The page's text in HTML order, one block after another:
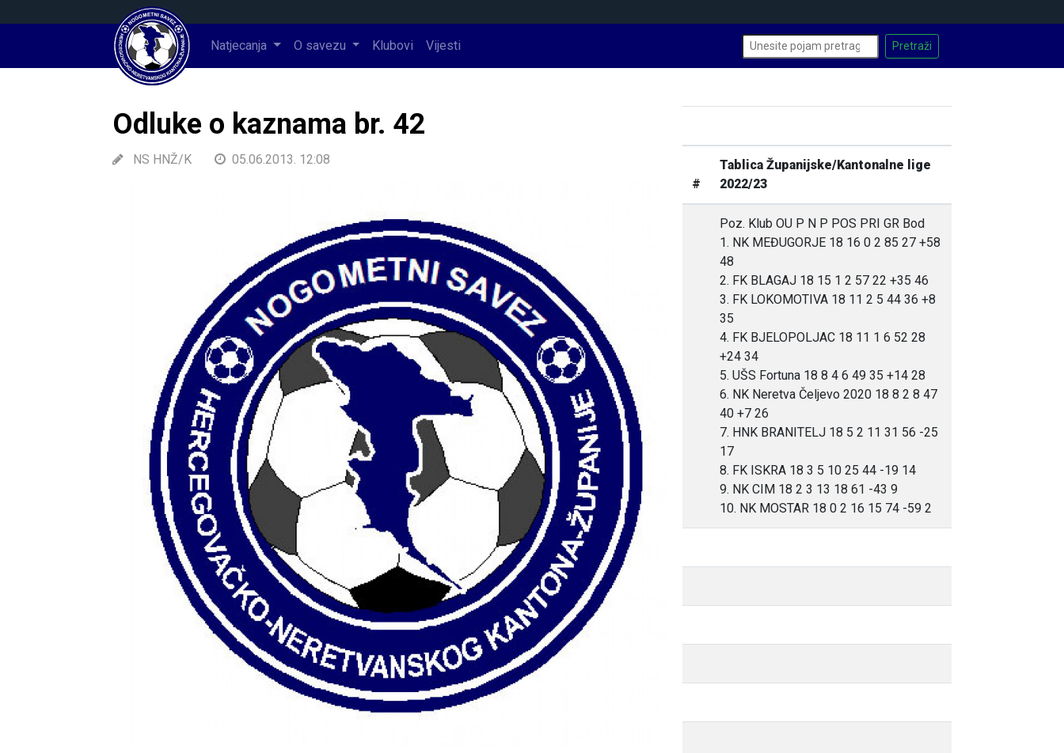
Natjecanja O savezu Klubovi Vijesti
Odluke o kaznama br. 42
NS HNŽ/K 05.06.2013. 12:08
#
Tablica Županijske/Kantonalne lige
2022/23
Poz. Klub OU P N P POS PRI GR Bod
1. NK MEĐUGORJE 18 16 0 2 85 27 +58
48
2. FK BLAGAJ 18 15 1 2 57 22 +35 46
3. FK LOKOMOTIVA 18 11 2 5 44 36 +8
35
4. FK BJELOPOLJAC 18 11 1 6 52 28
+24 34
5. UŠS Fortuna 18 8 4 6 49 35 +14 28
6. NK Neretva Čeljevo 2020 18 8 2 8 47
40 +7 26
7. HNK BRANITELJ 18 5 2 11 31 56 -25
17
8. FK ISKRA 18 3 5 10 25 44 -19 14
9. NK CIM 18 2 3 13 18 61 -43 9
10. NK MOSTAR 18 0 2 16 15 74 -59 2